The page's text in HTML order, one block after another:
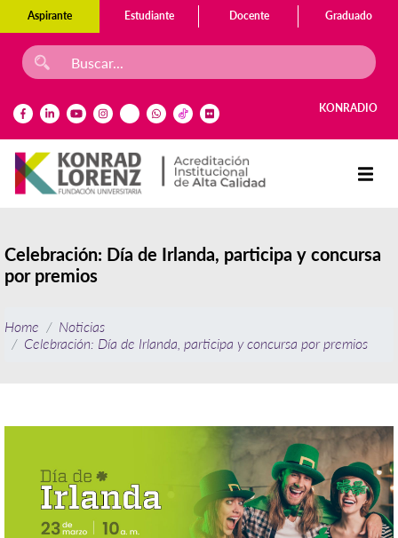
Aspirante Estudiante Docente Graduado
KONRADIO
Celebración: Día de Irlanda, participa y concursa
por premios
Home
Noticias
Celebración: Día de Irlanda, participa y concursa por premios